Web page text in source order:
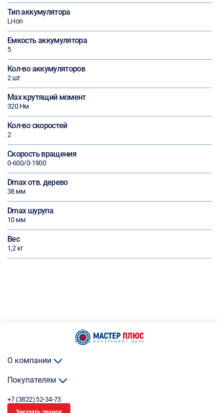
Тип аккумулятора
Li-Ion
Емкость аккумулятора
5
Кол-во аккумуляторов
2 шт
Max крутящий момент
320 Нм
Кол-во скоростей
2
Скорость вращения
0-600/0-1900
Dmax отв. дерево
38 мм
Dmax шурупа
10 мм
Вес
1,2 кг
О компании
Покупателям
+7 (3822) 52-34-73